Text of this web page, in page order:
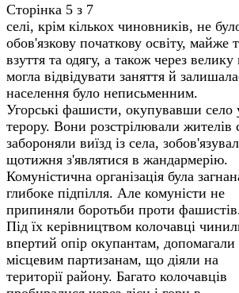
Сторінка 5 з 7
селі, крім кіль­кох чиновників, не
обов'язкову почат­кову освіту,
взуття та одягу, а також через
могла відвідувати заняття й
населення було неписьменним.
Угорські фашисти, окупувавши село
терору. Вони розстрілювали
забороняли виїзд із села,
щотижня з'являтися в жандар­мерію.
Комуністична організація була
глибоке підпілля. Але комуністи не
припиняли боротьби проти
Під їх керівництвом колочавці
впер­тий опір окупантам, допомагали
місцевим партизанам, що діяли на
території району. Багато колочавців